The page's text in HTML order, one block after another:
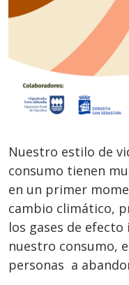
Nuestro estilo de
consumo tienen
en un primer
cambio climático,
los gases de
nuestro consumo,
personas a